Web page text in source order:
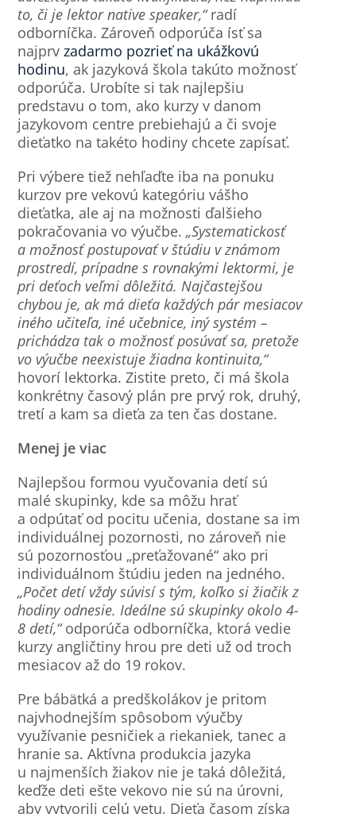
to, či je lektor native speaker,“radí
odborníčka. Zároveň odporúča ísť sa
najprvzadarmo pozrieť na ukážkovú
hodinu, ak jazyková škola takúto možnosť
odporúča. Urobíte si tak najlepšiu
predstavu o tom, ako kurzy v danom
jazykovom centre prebiehajú a či svoje
dieťatko na takéto hodiny chcete zapísať.
Pri výbere tiež nehľaďte iba na ponuku
kurzov pre vekovú kategóriu vášho
dieťatka, ale aj na možnosti ďalšieho
pokračovania vo výučbe.„Systematickosť
a možnosť postupovať v štúdiu v známom
prostredí, prípadne s rovnakými lektormi, je
pri deťoch veľmi dôležitá. Najčastejšou
chybou je, ak má dieťa každých pár mesiacov
iného učiteľa, iné učebnice, iný systém –
prichádza tak o možnosť posúvať sa, pretože
vo výučbe neexistuje žiadna kontinuita,“
hovorí lektorka. Zistite preto, či má škola
konkrétny časový plán pre prvý rok, druhý,
tretí a kam sa dieťa za ten čas dostane.
Menej je viac
Najlepšou formou vyučovania detí sú
malé skupinky, kde sa môžu hrať
a odpútať od pocitu učenia, dostane sa im
individuálnej pozornosti, no zároveň nie
sú pozornosťou „preťažované“ ako pri
individuálnom štúdiu jeden na jedného.
„Počet detí vždy súvisí s tým, koľko si žiačik z
hodiny odnesie. Ideálne sú skupinky okolo 4-
8 detí,“odporúča odborníčka, ktorá vedie
kurzy angličtiny hrou pre deti už od troch
mesiacov až do 19 rokov.
Pre bábätká a predškolákov je pritom
najvhodnejším spôsobom výučby
využívanie pesničiek a riekaniek, tanec a
hranie sa. Aktívna produkcia jazyka
u najmenších žiakov nie je taká dôležitá,
keďže deti ešte vekovo nie sú na úrovni,
aby vytvorili celú vetu. Dieťa časom získa